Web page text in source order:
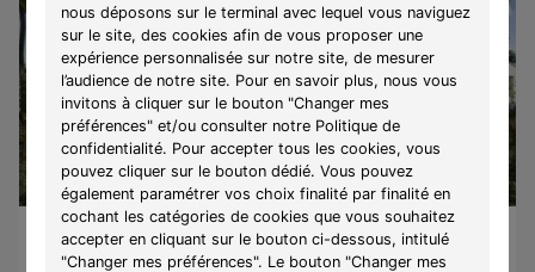
nous déposons sur le terminal avec lequel vous naviguez
sur le site, des cookies afin de vous proposer une
expérience personnalisée sur notre site, de mesurer
l’audience de notre site. Pour en savoir plus, nous vous
invitons à cliquer sur le bouton "Changer mes
préférences" et/ou consulter notre Politique de
confidentialité. Pour accepter tous les cookies, vous
pouvez cliquer sur le bouton dédié. Vous pouvez
également paramétrer vos choix finalité par finalité en
cochant les catégories de cookies que vous souhaitez
accepter en cliquant sur le bouton ci-dessous, intitulé
"Changer mes préférences". Le bouton "Changer mes
Périgny (17180)
Du T4 au T5
À partir de 469 000 €
5 lots disponibles